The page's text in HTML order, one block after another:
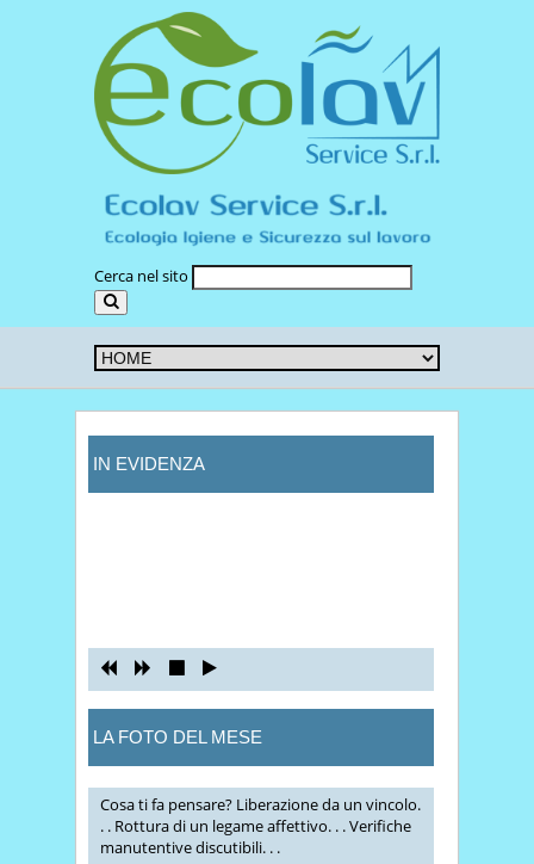
Cerca nel sito
IN EVIDENZA
LA FOTO DEL MESE
Cosa ti fa pensare? Liberazione da un vincolo.
. . Rottura di un legame affettivo. . . Verifiche
manutentive discutibili. . .